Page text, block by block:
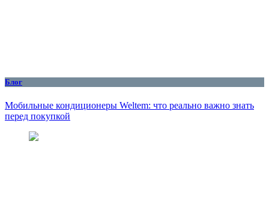
Блог
Мобильные кондиционеры Weltem: что реально важно знать
перед покупкой